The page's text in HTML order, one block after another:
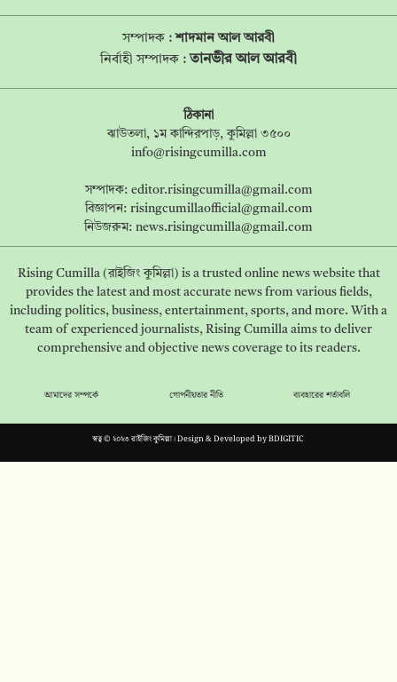
সম্পাদক :শাদমান আল আরবী
নির্বাহী সম্পাদক : তানভীর আল আরবী
ঠিকানা
ঝাউতলা, ১ম কান্দিরপাড়, কুমিল্লা ৩৫০০
info@risingcumilla.com
সম্পাদক: editor.risingcumilla@gmail.com
বিজ্ঞাপন: risingcumillaofficial@gmail.com
নিউজরুম: news.risingcumilla@gmail.com
Rising Cumilla (রাইজিং কুমিল্লা) is a trusted online news website that
provides the latest and most accurate news from various fields,
including politics, business, entertainment, sports, and more. With a
team of experienced journalists, Rising Cumilla aims to deliver
comprehensive and objective news coverage to its readers.
আমাদের সম্পর্কে গোপনীয়তার নীতি ব্যবহারের শর্তাবলি
স্বত্ব © ২০২৩ রাইজিং কুমিল্লা। Design & Developed byBDIGITIC